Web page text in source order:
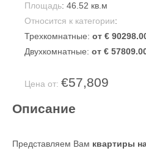
Площадь: 46.52 кв.м
Относится к категории:
Трехкомнатные: от €
Двухкомнатные: от €
Цена от: €57,809
Описание
Представляем Вам квартиры